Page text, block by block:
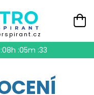
:08h :05m :32